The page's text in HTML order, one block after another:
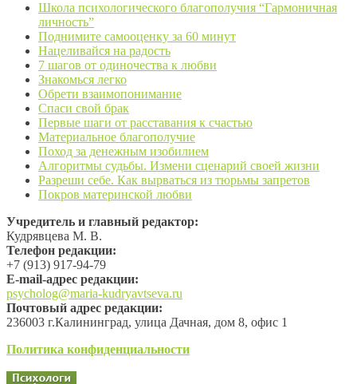
Школа психологического благополучия “Гармоничная
личность”
Поднимите самооценку за 60 минут
Нацеливайся на радость
7 шагов от одиночества к любви
Знакомься легко
Обрети взаимопонимание
Спаси свой брак
Первые шаги от расставания к счастью
Материальное благополучие
Поход за денежным изобилием
Алгоритмы судьбы. Измени сценарий своей жизни
Разреши себе. Как вырваться из тюрьмы запретов
Покров материнской любви
Учредитель и главный редактор:
Кудрявцева М. В.
Телефон редакции:
+7 (913) 917-94-79
Е-mail-адрес редакции:
psycholog@maria-kudryavtseva.ru
Почтовый адрес редакции:
236003 г.Калининград, улица Дачная, дом 8, офис 1
Политика конфиденциальности